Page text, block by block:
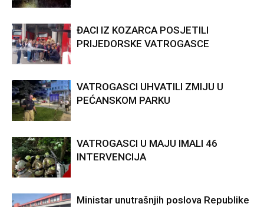
ĐACI IZ KOZARCA POSJETILI
PRIJEDORSKE VATROGASCE
VATROGASCI UHVATILI ZMIJU U
PEĆANSKOM PARKU
VATROGASCI U MAJU IMALI 46
INTERVENCIJA
Ministar unutrašnjih poslova Republike